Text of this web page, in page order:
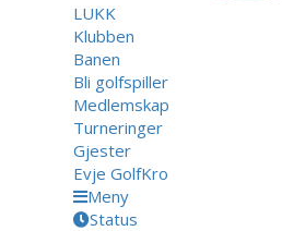
LUKK
Klubben
Banen
Bli golfspiller
Medlemskap
Turneringer
Gjester
Evje GolfKro
Meny
Status